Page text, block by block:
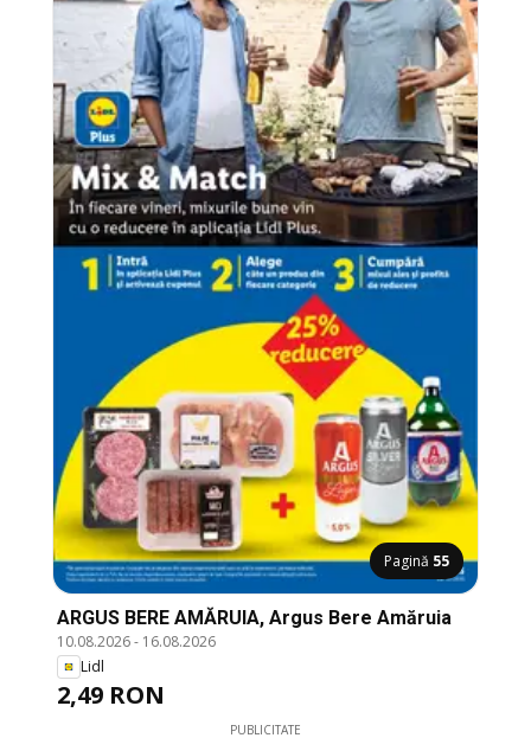
Pagină 55
ARGUS BERE AMĂRUIA, Argus Bere Amăruia
10.08.2026- 16.08.2026
Lidl
2,49 RON
PUBLICITATE